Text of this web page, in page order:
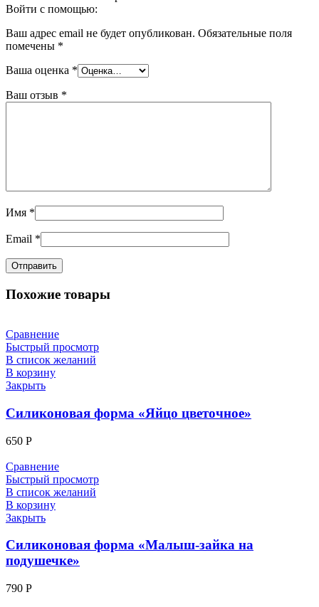
Войти с помощью:
Ваш адрес email не будет опубликован. Обязательные поля
помечены *
Ваша оценка *
Ваш отзыв *
Имя *
Email *
Похожие товары
Сравнение
Быстрый просмотр
В список желаний
В корзину
Закрыть
Силиконовая форма «Яйцо цветочное»
650 Р
Сравнение
Быстрый просмотр
В список желаний
В корзину
Закрыть
Силиконовая форма «Малыш-зайка на
подушечке»
790 Р